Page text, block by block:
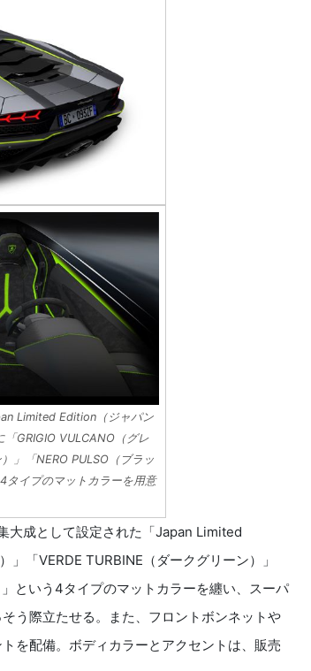
Limited Edition（ジャパン
GRIGIO VULCANO（グレ
」「NERO PULSO（ブラッ
タイプのマットカラーを用意
大成として設定された「Japan Limited
「VERDE TURBINE（ダークグリーン）」
という4タイプのマットカラーを纏い、スーパ
う際立たせる。また、フロントボンネットや
を配備。ボディカラーとアクセントは、販売